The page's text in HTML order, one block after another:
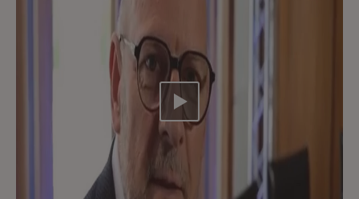
Video abspielen